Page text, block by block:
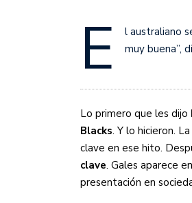
E
l australiano
muy buena”,
Lo primero que les dijo
Blacks. Y lo hicieron.
clave en ese hito.
clave. Gales aparece
presentación en